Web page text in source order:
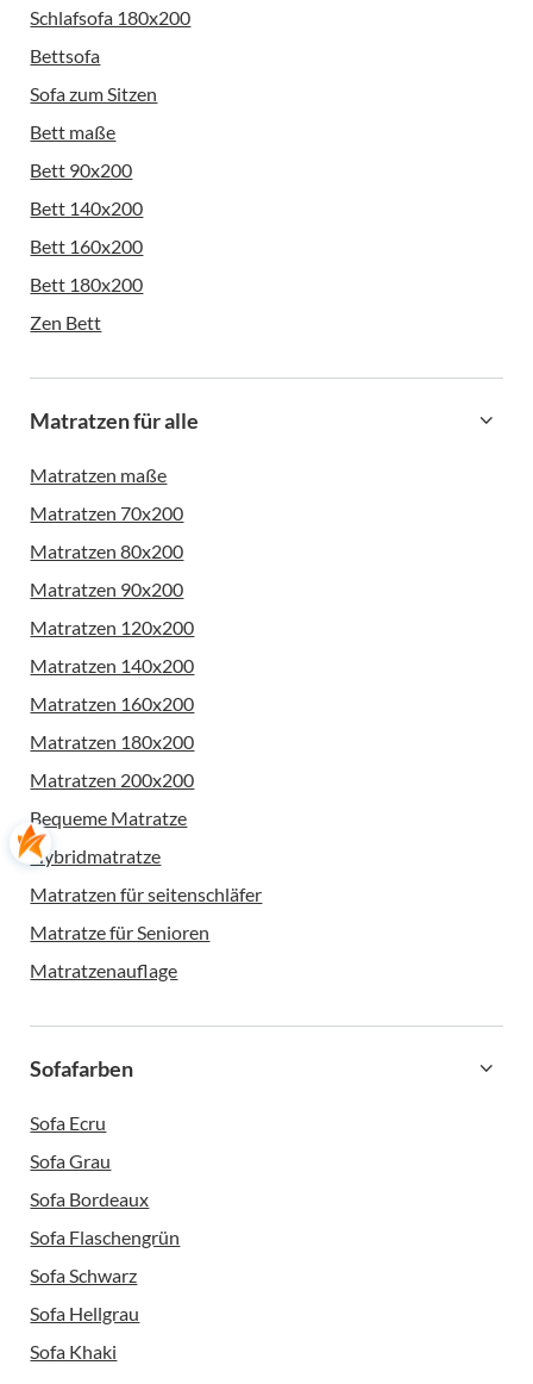
Schlafsofa 180x200
Bettsofa
Sofa zum Sitzen
Bett maße
Bett 90x200
Bett 140x200
Bett 160x200
Bett 180x200
Zen Bett
Matratzen für alle
Matratzen maße
Matratzen 70x200
Matratzen 80x200
Matratzen 90x200
Matratzen 120x200
Matratzen 140x200
Matratzen 160x200
Matratzen 180x200
Matratzen 200x200
Bequeme Matratze
Hybridmatratze
Matratzen für seitenschläfer
Matratze für Senioren
Matratzenauflage
Sofafarben
Sofa Ecru
Sofa Grau
Sofa Bordeaux
Sofa Flaschengrün
Sofa Schwarz
Sofa Hellgrau
Sofa Khaki